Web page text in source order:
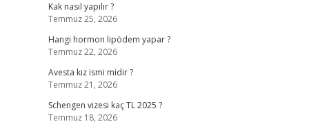
Kak nasıl yapılır ?
Temmuz 25, 2026
Hangi hormon lipödem yapar ?
Temmuz 22, 2026
Avesta kız ismi midir ?
Temmuz 21, 2026
Schengen vizesi kaç TL 2025 ?
Temmuz 18, 2026